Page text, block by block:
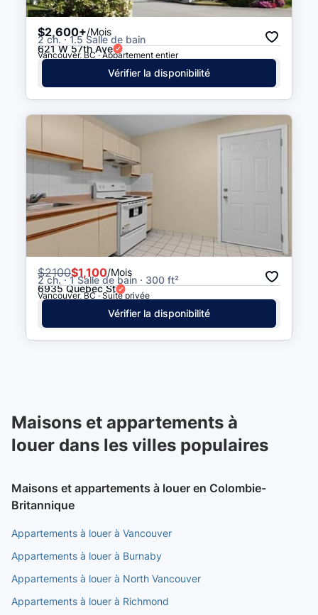
$2,600+/Mois
2 ch. · 1.5 Salle de bain
621 W 57th Ave
Vancouver, BC · Appartement entier
Vérifier la disponibilité
$2100$1,100/Mois
2 ch. · 1 Salle de bain · 300 ft²
6935 Quebec St
Vancouver, BC · Suite privée
Vérifier la disponibilité
Maisons et appartements à
louer dans les villes populaires
Maisons et appartements à louer en Colombie-
Britannique
Appartements à louer à Vancouver
Appartements à louer à Burnaby
Appartements à louer à North Vancouver
Appartements à louer à Richmond